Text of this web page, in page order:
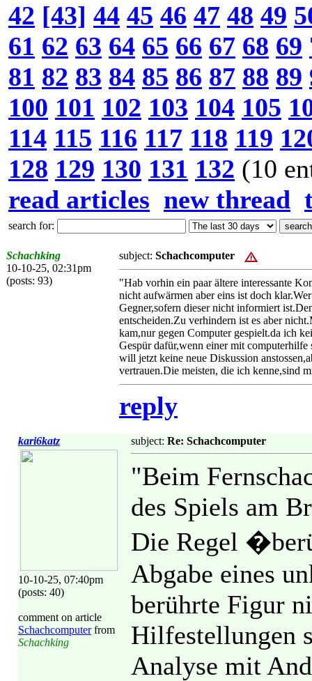
42 [43] 44 45 46 47 48 49
61 62 63 64 65 66 67 68 69
81 82 83 84 85 86 87 88 89
100 101 102 103 104 105
114 115 116 117 118 119
128 129 130 131 132 (10
read articles new thread
search for:
Schachking
10-10-25, 02:31pm
(posts: 93)
subject: Schachcomputer
"Hab vorhin ein paar ältere interessante
nicht aufwärmen aber eins ist doch
Gegner,sofern dieser nicht informiert
entscheiden.Zu verhindern ist es aber
kam,nur gegen Computer gespielt.da ich
Gespür dafür,wenn einer mit
will jetzt keine neue Diskussion
vertrauen.Die meisten, die ich kenne,sind
reply
kari6katz
10-10-25, 07:40pm
(posts: 40)
comment on article
Schachcomputerfrom
Schachking
subject: Re: Schachcomputer
"Beim
des Spiels am
Die Regel
Abgabe eines
berührte Figur
Hilfestellungen
Analyse mit